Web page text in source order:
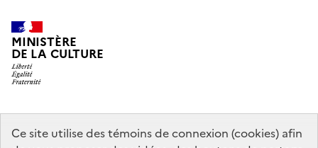
Ce site utilise des témoins de connexion (cookies) afin
MINISTÈRE
DE LA CULTURE
data.gouv.fr legifrance.gouv.fr
info.gouv.fr